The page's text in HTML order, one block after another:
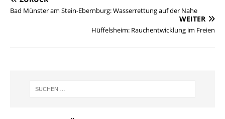
Bad Münster am Stein-Ebernburg: Wasserrettung auf der Nahe
WEITER
Hüffelsheim: Rauchentwicklung im Freien